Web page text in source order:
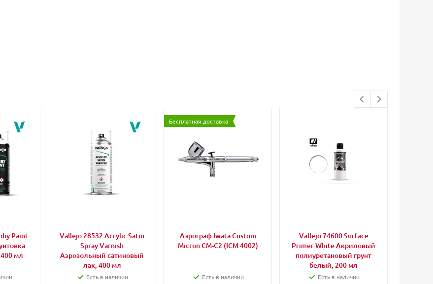
Paint
мл
Vallejo 28532 Acrylic Satin
Spray Varnish
Аэрозольный сатиновый
лак, 400 мл
Есть в наличии
Бесплатная доставка
Аэрограф Iwata Custom
Micron CM-C2 (ICM 4002)
Есть в наличии
Vallejo 74600 Surface
Primer White Акриловый
полиуретановый грунт
белый, 200 мл
Есть в наличии